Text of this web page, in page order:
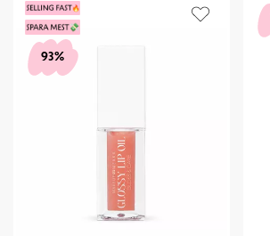
93%